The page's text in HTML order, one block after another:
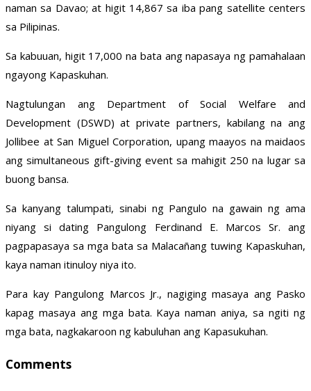
naman sa Davao; at higit 14,867 sa iba pang satellite centers
sa Pilipinas.
Sa kabuuan, higit 17,000 na bata ang napasaya ng pamahalaan
ngayong Kapaskuhan.
Nagtulungan ang Department of Social Welfare and
Development (DSWD) at private partners, kabilang na ang
Jollibee at San Miguel Corporation, upang maayos na maidaos
ang simultaneous gift-giving event sa mahigit 250 na lugar sa
buong bansa.
Sa kanyang talumpati, sinabi ng Pangulo na gawain ng ama
niyang si dating Pangulong Ferdinand E. Marcos Sr. ang
pagpapasaya sa mga bata sa Malacañang tuwing Kapaskuhan,
kaya naman itinuloy niya ito.
Para kay Pangulong Marcos Jr., nagiging masaya ang Pasko
kapag masaya ang mga bata. Kaya naman aniya, sa ngiti ng
mga bata, nagkakaroon ng kabuluhan ang Kapasukuhan.
Comments